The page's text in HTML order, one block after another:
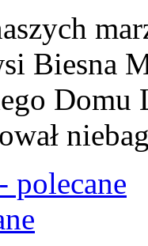
Biesna
Domu
polecane